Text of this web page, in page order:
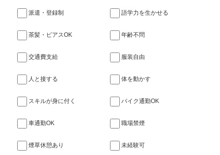
派遣・登録制 語学力を生かせる
茶髪・ピアスOK 年齢不問
交通費支給 服装自由
人と接する 体を動かす
スキルが身に付く バイク通勤OK
車通勤OK 職場禁煙
煙草休憩あり 未経験可